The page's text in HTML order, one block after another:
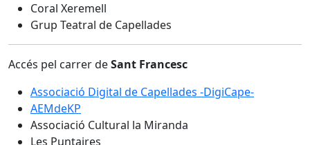
Coral Xeremell
Grup Teatral de Capellades
Accés pel carrer deSant Francesc
Associació Digital de Capellades -DigiCape-
AEMdeKP
Associació Cultural la Miranda
Les Puntaires